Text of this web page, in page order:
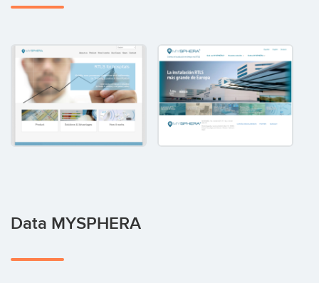
Data MYSPHERA